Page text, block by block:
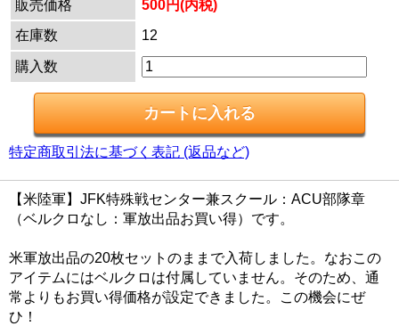
販売価格
500円(内税)
在庫数
12
購入数
特定商取引法に基づく表記 (返品など)
【米陸軍】JFK特殊戦センター兼スクール：ACU部隊章
（ベルクロなし：軍放出品お買い得）です。
米軍放出品の20枚セットのままで入荷しました。なおこの
アイテムにはベルクロは付属していません。そのため、通
常よりもお買い得価格が設定できました。この機会にぜ
ひ！